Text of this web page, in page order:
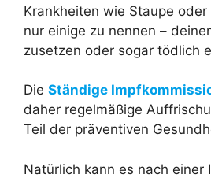
Krankheiten wie Staupe oder
nur einige zu nennen –
zusetzen oder sogar tödlich
Die Ständige
daher regelmäßige
Teil der präventiven
Natürlich kann es nach einer